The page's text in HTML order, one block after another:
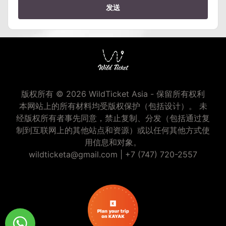
发送
版权所有 © 2026 WildTicket Asia - 保留所有权利
本网站上的所有材料均受版权保护（包括设计）。 未
经版权所有者事先同意，禁止复制、分发（包括通过复
制到互联网上的其他站点和资源）或以任何其他方式使
用信息和对象。
wildticketa@gmail.com
+7 (747) 720-2557